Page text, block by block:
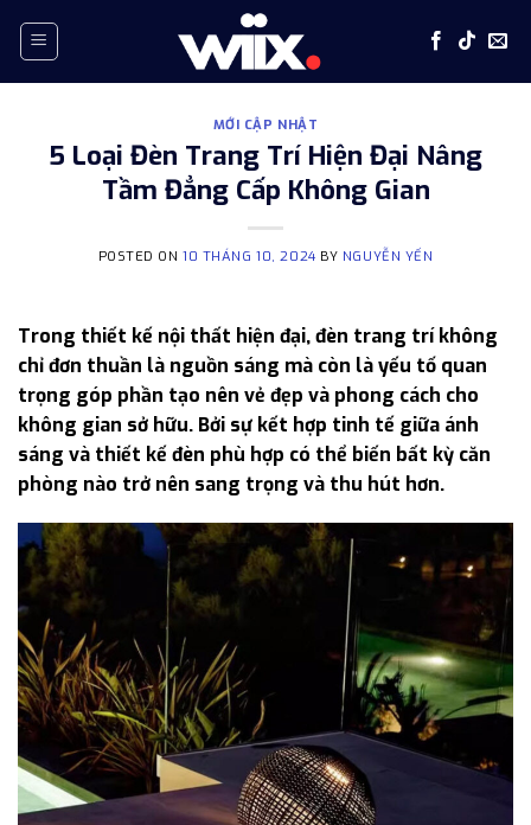
MỚI CẬP NHẬT
5 Loại Đèn Trang Trí Hiện Đại Nâng
Tầm Đẳng Cấp Không Gian
POSTED ON10 THÁNG 10, 2024 BY NGUYỄN YẾN
Trong thiết kế nội thất hiện đại, đèn trang trí không
chỉ đơn thuần là nguồn sáng mà còn là yếu tố quan
trọng góp phần tạo nên vẻ đẹp và phong cách cho
không gian sở hữu. Bởi sự kết hợp tinh tế giữa ánh
sáng và thiết kế đèn phù hợp có thể biến bất kỳ căn
phòng nào trở nên sang trọng và thu hút hơn.